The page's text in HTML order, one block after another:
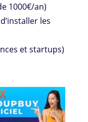
1000€/an)
les
et startups)